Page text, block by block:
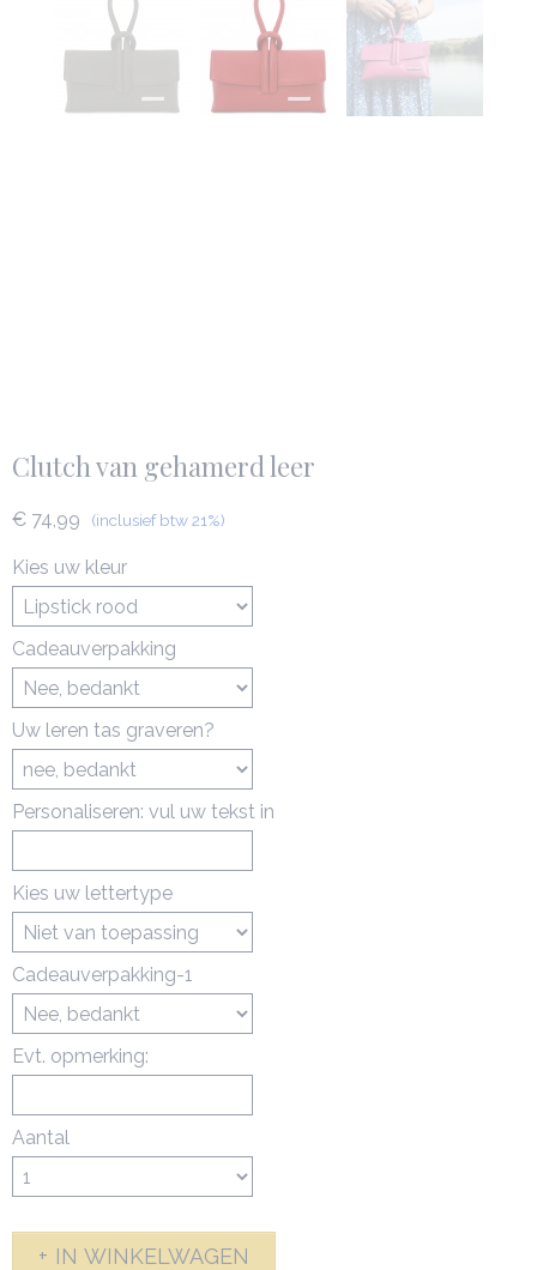
Clutch van gehamerd leer
€ 74,99 (inclusief btw 21%)
Kies uw kleur
Cadeauverpakking
Uw leren tas graveren?
Personaliseren: vul uw tekst in
Kies uw lettertype
Cadeauverpakking-1
Evt. opmerking:
Aantal
IN WINKELWAGEN